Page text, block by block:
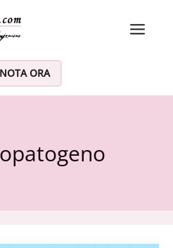
ORA